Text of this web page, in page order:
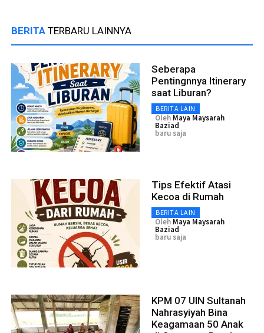
BERITA TERBARU LAINNYA
Seberapa
Pentingnnya Itinerary
saat Liburan?
BERITA LAIN
Oleh Maya Maysarah
Baziad
baru saja
Tips Efektif Atasi
Kecoa di Rumah
BERITA LAIN
Oleh Maya Maysarah
Baziad
baru saja
KPM 07 UIN Sultanah
Nahrasyiyah Bina
Keagamaan 50 Anak